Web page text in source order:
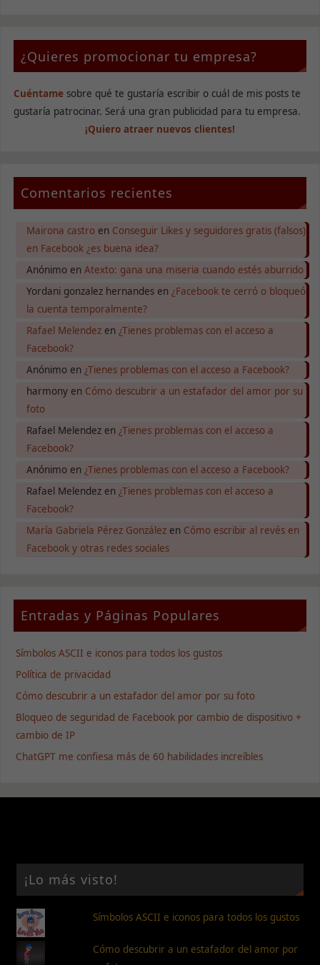
¿Quieres promocionar tu empresa?
Cuéntamesobre qué te gustaría escribir o cuál de mis posts te
gustaría patrocinar. Será una gran publicidad para tu empresa.
¡Quiero atraer nuevos clientes!
Comentarios recientes
Mairona castroen Conseguir Likes y seguidores gratis (falsos)
en Facebook ¿es buena idea?
Anónimoen Atexto: gana una miseria cuando estés aburrido
Yordani gonzalez hernandesen ¿Facebook te cerró o bloqueó
la cuenta temporalmente?
Rafael Melendezen ¿Tienes problemas con el acceso a
Facebook?
Anónimoen ¿Tienes problemas con el acceso a Facebook?
harmonyen Cómo descubrir a un estafador del amor por su
foto
Rafael Melendezen ¿Tienes problemas con el acceso a
Facebook?
Anónimoen ¿Tienes problemas con el acceso a Facebook?
Rafael Melendezen ¿Tienes problemas con el acceso a
Facebook?
María Gabriela Pérez Gonzálezen Cómo escribir al revés en
Facebook y otras redes sociales
Entradas y Páginas Populares
Símbolos ASCII e iconos para todos los gustos
Política de privacidad
Cómo descubrir a un estafador del amor por su foto
Bloqueo de seguridad de Facebook por cambio de dispositivo +
cambio de IP
ChatGPT me confiesa más de 60 habilidades increíbles
¡Lo más visto!
Símbolos ASCII e iconos para todos los gustos
Cómo descubrir a un estafador del amor por
cookies no
son
Son
funcione la
Estadísticas
mejorar la
Experiencia
nuestra web